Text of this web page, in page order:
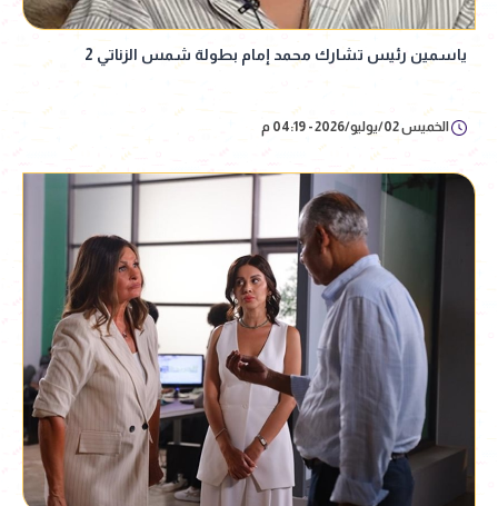
ياسمين رئيس تشارك محمد إمام بطولة شمس الزناتي 2
الخميس 02/يوليو/2026 - 04:19 م